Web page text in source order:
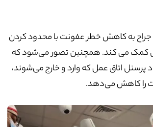
به کاهش خطر عفونت با محدود کردن
کمک می کند. همچنین تصور می‌شود که
پرسنل اتاق عمل که وارد و خارج می‌شوند،
را کاهش می‌دهد.